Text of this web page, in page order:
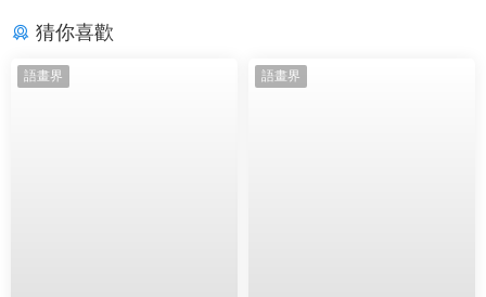
猜你喜歡
語畫界 語畫界